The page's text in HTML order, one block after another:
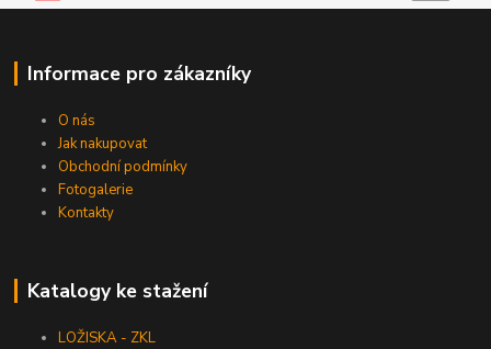
Informace pro zákazníky
O nás
Jak nakupovat
Obchodní podmínky
Fotogalerie
Kontakty
Katalogy ke stažení
LOŽISKA - ZKL